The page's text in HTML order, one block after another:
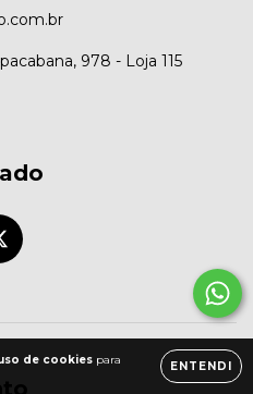
de cookies para
ENTENDI
978 - Loja 115